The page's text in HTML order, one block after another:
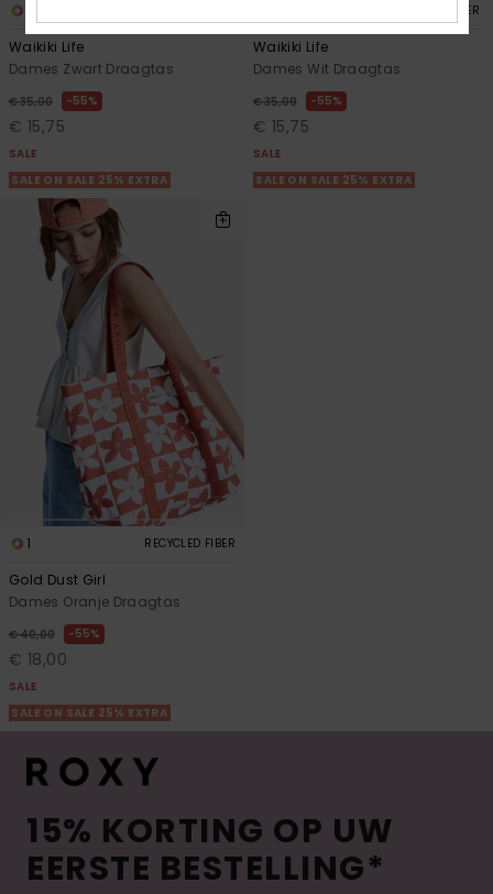
Waikiki Life
Dames Zwart Draagtas
€ 35,00 55%
€ 15,75
SALE
SALE ON SALE 25% EXTRA
RECYCLED FIBER
Waikiki Life
Dames Wit Draagtas
€ 35,00 55%
€ 15,75
SALE
SALE ON SALE 25% EXTRA
1 RECYCLED FIBER
Gold Dust Girl
Dames Oranje Draagtas
€ 40,00 55%
€ 18,00
SALE
SALE ON SALE 25% EXTRA
15% KORTING OP UW
EERSTE BESTELLING*